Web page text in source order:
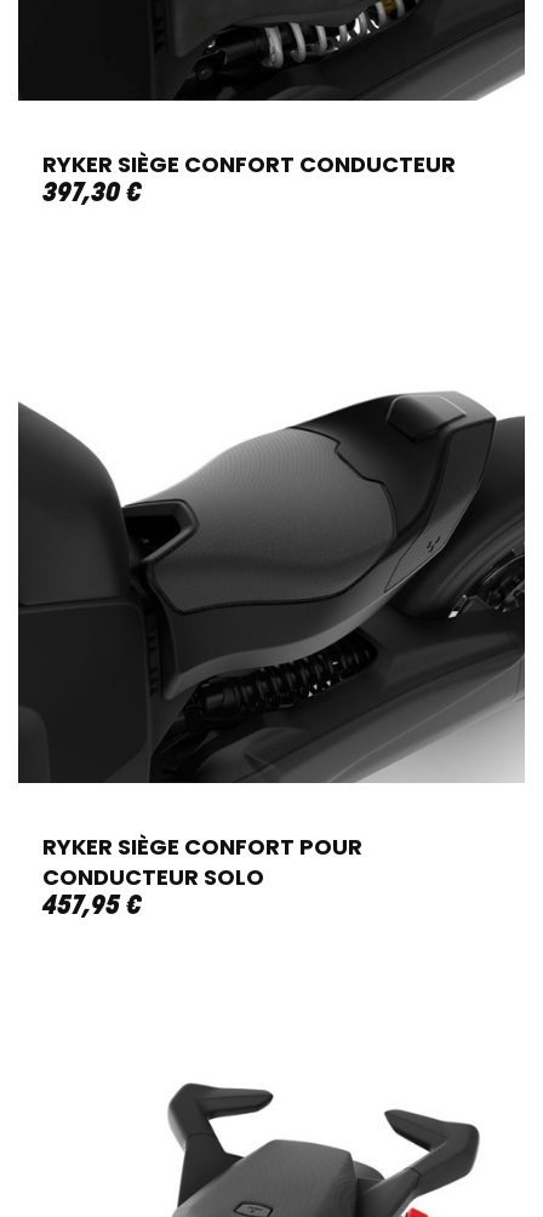
RYKER SIÈGE CONFORT CONDUCTEUR
397,30€
RYKER SIÈGE CONFORT POUR
CONDUCTEUR SOLO
457,95 €